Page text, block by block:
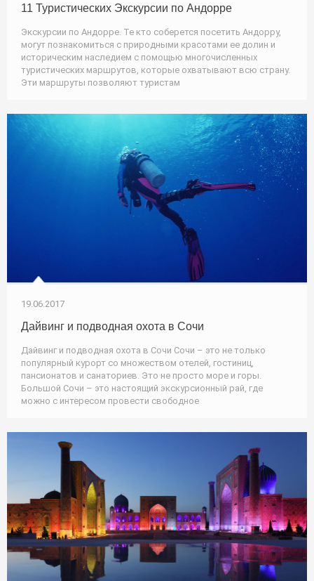
11 Туристических Экскурсии по Андорре
Экскурсии по Андорре. Те кто соберется посетить Андорру,
могут познакомиться с природными красотами ее долин и
историческим наследием с помощью многочисленных
туристических маршрутов, которые охватывают всю страну.
Эти маршруты позволяют туристам
19.06.2017
Дайвинг и подводная охота в Сочи
Дайвинг и подводная охота в Сочи Сочи – это не только
популярный курорт со множеством отелей, гостиниц,
пансионатов и санаториев. Это не просто море и горы.
Большой Сочи – это настоящий экскурсионный рай, где
можно с интересом провести свободное